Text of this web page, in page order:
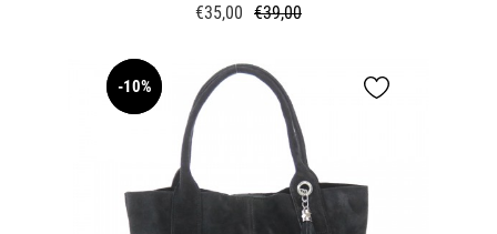
Κανονική
€39,00
Τιμή
€35,00
NEW
-10%